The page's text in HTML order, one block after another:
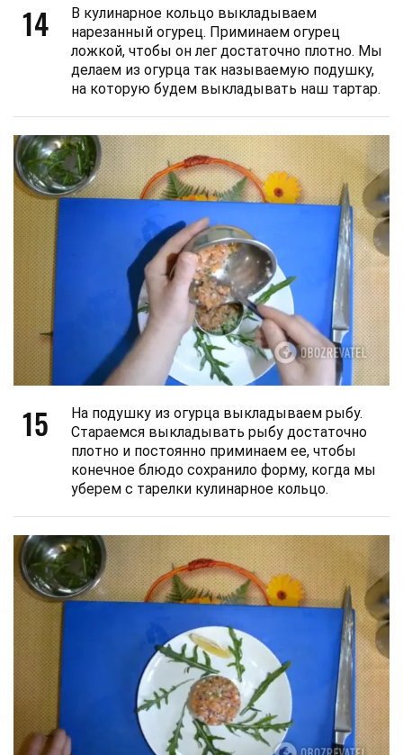
14
В кулинарное кольцо выкладываем
нарезанный огурец. Приминаем огурец
ложкой, чтобы он лег достаточно плотно. Мы
делаем из огурца так называемую подушку,
на которую будем выкладывать наш тартар.
15
На подушку из огурца выкладываем рыбу.
Стараемся выкладывать рыбу достаточно
плотно и постоянно приминаем ее, чтобы
конечное блюдо сохранило форму, когда мы
уберем с тарелки кулинарное кольцо.